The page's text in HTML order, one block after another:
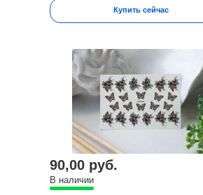
Купить сейчас
90,00 руб.
В наличии